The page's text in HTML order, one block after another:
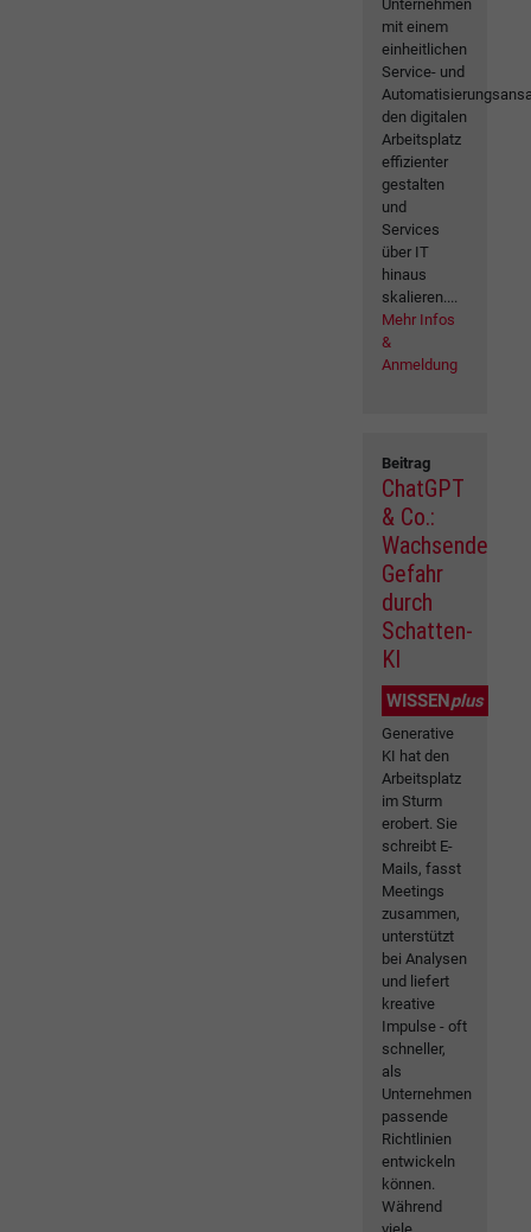
Unternehmen
mit einem
einheitlichen
Service- und
den digitalen
Arbeitsplatz
effizienter
gestalten
und
Services
über IT
hinaus
skalieren....
Mehr Infos
&
Anmeldung
Beitrag
ChatGPT
& Co.:
Wachsende
Gefahr
durch
Schatten-
KI
WISSENplus
Generative
KI hat den
Arbeitsplatz
im Sturm
erobert. Sie
schreibt E-
Mails, fasst
Meetings
zusammen,
unterstützt
bei Analysen
und liefert
kreative
Impulse - oft
schneller,
als
Unternehmen
passende
Richtlinien
entwickeln
können.
Während